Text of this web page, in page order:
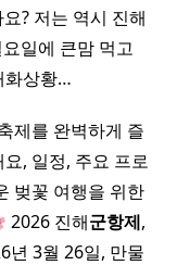
? 저는 역시 진해
일에 큰맘 먹고
화상황…
제를 완벽하게 즐
, 일정, 주요 프로
벚꽃 여행을 위한
2026 진해군항제,
년 3월 26일, 만물